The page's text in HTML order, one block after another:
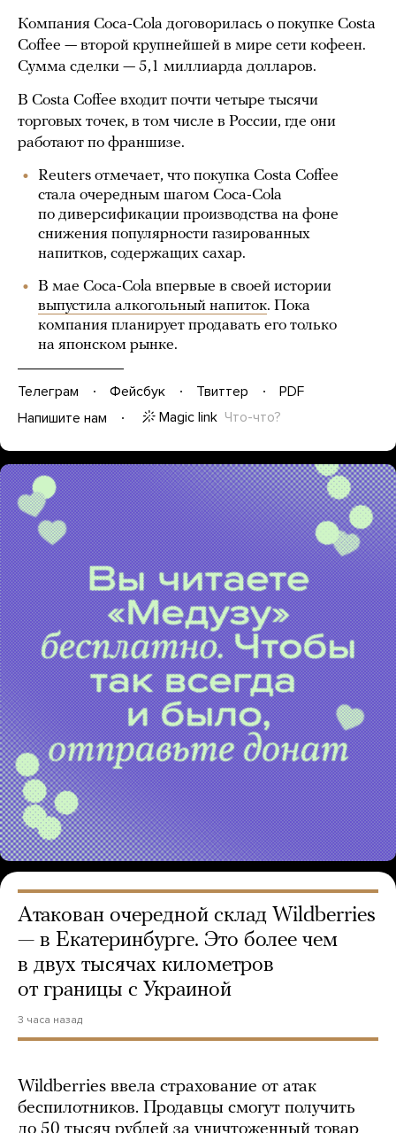
Компания Coca-Cola договорилась о покупке Costa
Coffee — второй крупнейшей в мире сети кофеен.
Сумма сделки — 5,1 миллиарда долларов.
В Costa Coffee входит почти четыре тысячи
торговых точек, в том числе в России, где они
работают по франшизе.
Reuters отмечает, что покупка Costa Coffee
стала очередным шагом Coca-Cola
по диверсификации производства на фоне
снижения популярности газированных
напитков, содержащих сахар.
В мае Coca-Cola впервые в своей истории
выпустила алкогольный напиток. Пока
компания планирует продавать его только
на японском рынке.
Телеграм Фейсбук Твиттер
PDF
Напишите нам
Magic link Что-что?
Атакован очередной склад Wildberries
— в Екатеринбурге. Это более чем
в двух тысячах километров
от границы с Украиной
3 часа назад
Wildberries ввела страхование от атак
беспилотников. Продавцы смогут получить
до 50 тысяч рублей за уничтоженный товар